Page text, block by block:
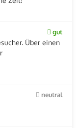
gut
Über einen
neutral